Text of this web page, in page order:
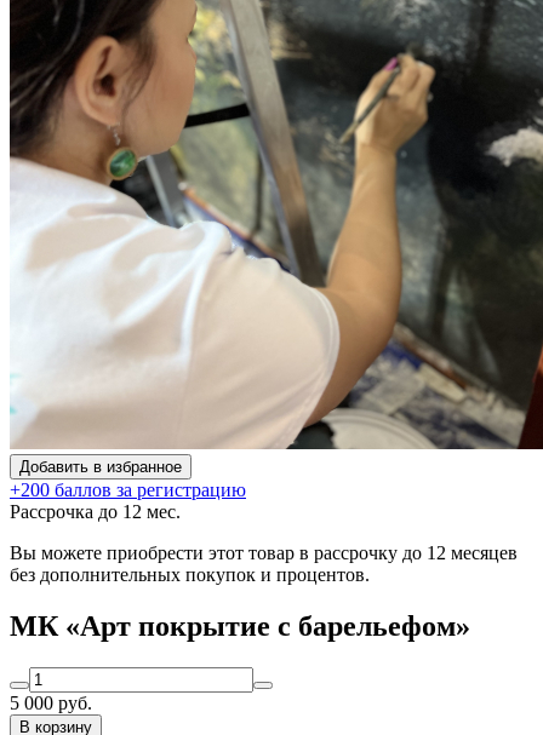
Добавить в избранное
+200 баллов за регистрацию
Рассрочка до 12 мес.
Вы можете приобрести этот товар в рассрочку до 12 месяцев
без дополнительных покупок и процентов.
МК «Арт покрытие с барельефом»
5 000 руб.
В корзину